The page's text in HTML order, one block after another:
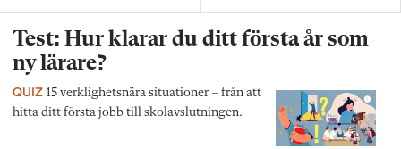
Test: Hur klarar du ditt första år som
ny lärare?
QUIZ 15 verklighetsnära situationer – från att
hitta ditt första jobb till skolavslutningen.